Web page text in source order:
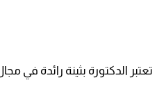
تعتبر الدكتورة بثينة رائدة في